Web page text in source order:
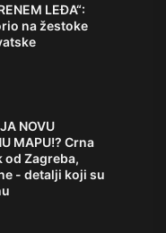
LEĐA“:
na žestoke
NOVU
MAPU!? Crna
od Zagreba,
- detalji koji su